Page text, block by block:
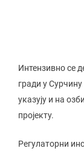
Интензивно се
гради у
указују и на
пројекту.
Регулаторни